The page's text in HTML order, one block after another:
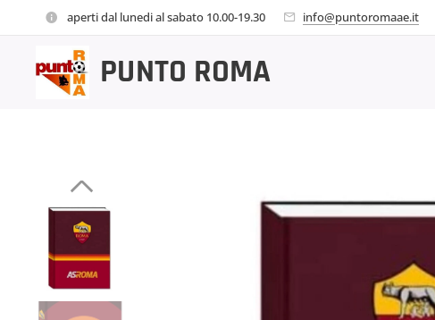
aperti dal lunedi al sabato 10.00-19.30 info@puntoromaae.it
PUNTO ROMA